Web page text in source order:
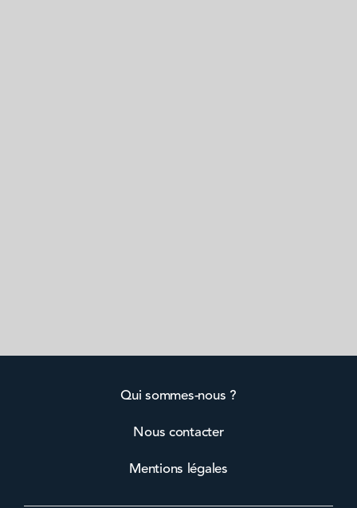
Qui sommes-nous ?
Nous contacter
Mentions légales